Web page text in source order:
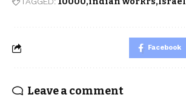
Facebook
Leave a comment